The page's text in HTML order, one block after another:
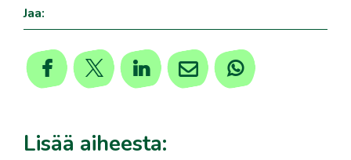
Jaa:
Lisää aiheesta: